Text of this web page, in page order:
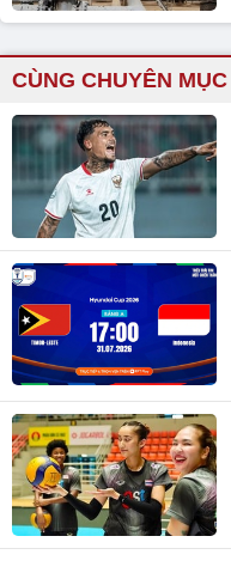
CÙNG CHUYÊN MỤC